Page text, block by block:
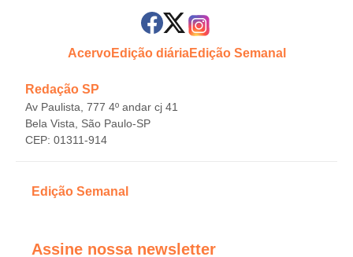
AcervoEdição diáriaEdição Semanal
Redação SP
Av Paulista, 777 4º andar cj 41
Bela Vista, São Paulo-SP
CEP: 01311-914
Edição Semanal
Assine nossa newsletter